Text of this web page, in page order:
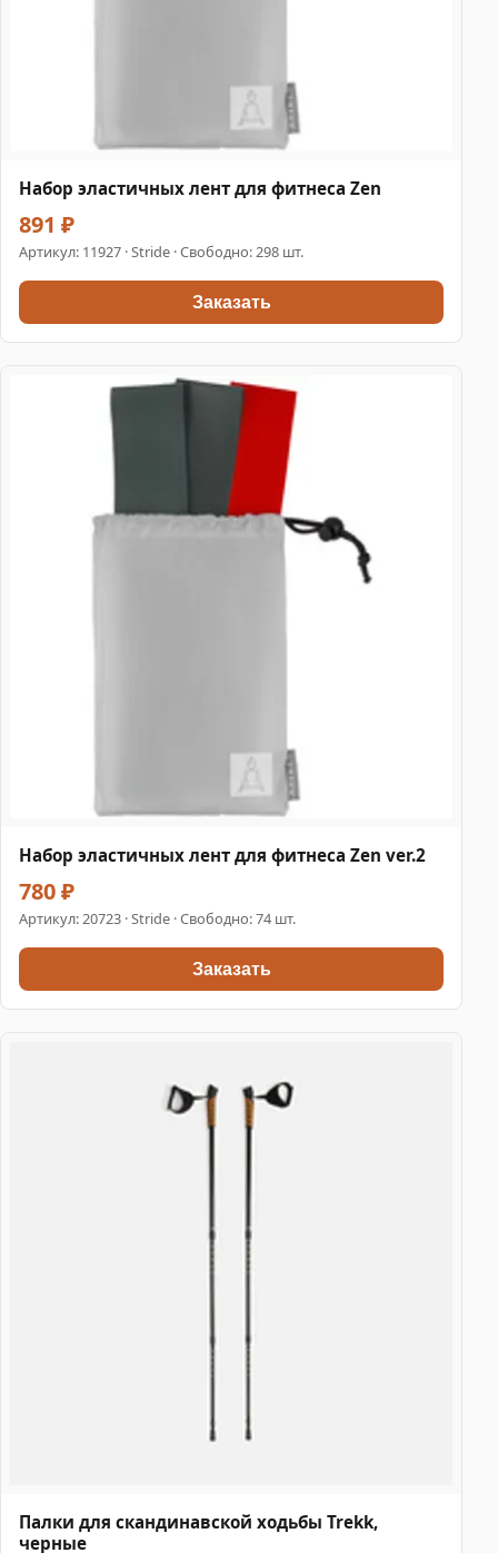
Набор эластичных лент для фитнеса Zen
891 ₽
Артикул: 11927 · Stride · Свободно: 298 шт.
Заказать
Набор эластичных лент для фитнеса Zen ver.2
780 ₽
Артикул:20723 · Stride · Свободно: 74 шт.
Заказать
Палки для скандинавской ходьбы Trekk,
черные